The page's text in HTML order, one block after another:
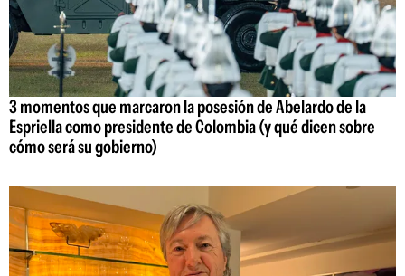
3 momentos que marcaron la posesión de Abelardo de la
Espriella como presidente de Colombia (y qué dicen sobre
cómo será su gobierno)